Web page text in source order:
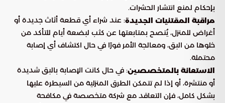
بإحكام لمنع انتشار الحشرات.
مراقبة المقتنيات الجديدة: عند شراء أي قطعة أثاث جديدة أو
أغراض للمنزل، يُنصح بمتابعتها عن كثب لبضعة أيام للتأكد من
خلوها من البق، ومعالجة الأمر فورًا في حال اكتشاف أي إصابة
محتملة.
الاستعانة بالمتخصصين: في حال كانت الإصابة بالبق شديدة
أو منتشرة، أو إذا لم تتمكن الطرق المنزلية من السيطرة عليها
بشكل كامل، فإن التعاقد مع شركة متخصصة في مكافحة